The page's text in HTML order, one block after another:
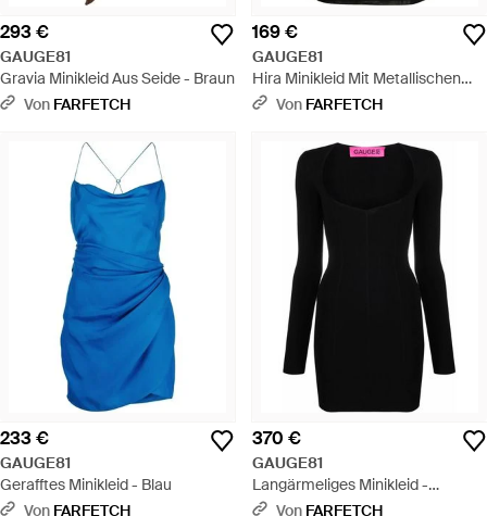
293 €
GAUGE81
Gravia Minikleid Aus Seide - Braun
Von FARFETCH
169 €
GAUGE81
Hira Minikleid Mit Metallischen
Trägern - Schwarz
Von FARFETCH
233 €
GAUGE81
Gerafftes Minikleid - Blau
Von FARFETCH
370 €
GAUGE81
Langärmeliges Minikleid -
Schwarz
Von FARFETCH